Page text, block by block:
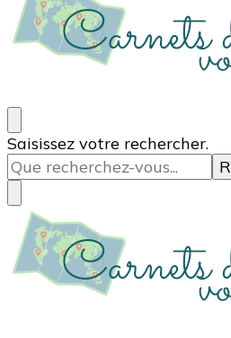
Carnets de voyages
Blog voyage à la découverte
voyages, des conseils et avis
Vous
recherchiez
quelque
chose ?
Saisissez votre rechercher.